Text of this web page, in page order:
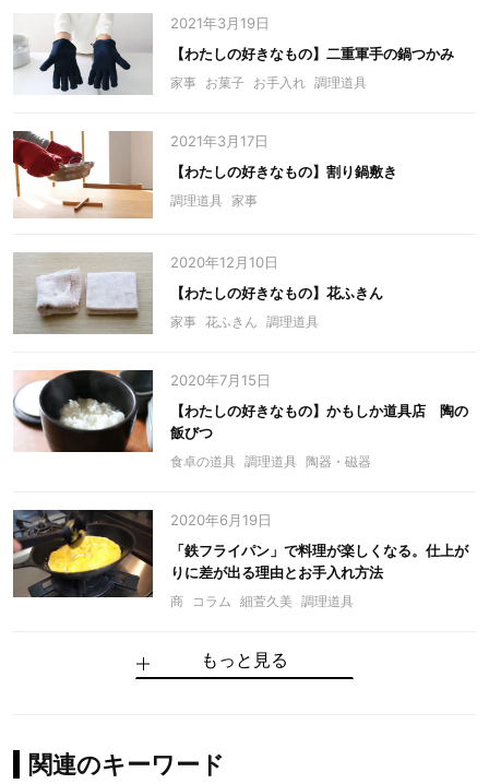
2021年3月19日
【わたしの好きなもの】二重軍手の鍋つかみ
家事 お菓子 お手入れ 調理道具
2021年3月17日
【わたしの好きなもの】割り鍋敷き
調理道具 家事
2020年12月10日
【わたしの好きなもの】花ふきん
家事 花ふきん 調理道具
2020年7月15日
【わたしの好きなもの】かもしか道具店 陶の
飯びつ
食卓の道具 調理道具 陶器・磁器
2020年6月19日
「鉄フライパン」で料理が楽しくなる。仕上が
りに差が出る理由とお手入れ方法
商 コラム 細萱久美 調理道具
もっと見る
関連のキーワード